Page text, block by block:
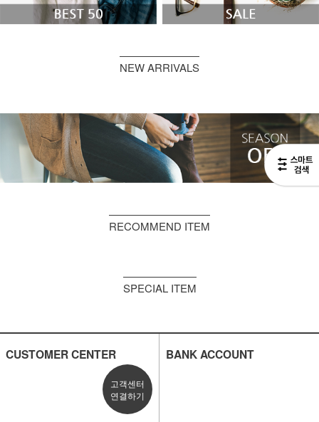
NEW ARRIVALS
RECOMMEND ITEM
SPECIAL ITEM
CUSTOMER CENTER
고객센터
연결하기
BANK ACCOUNT